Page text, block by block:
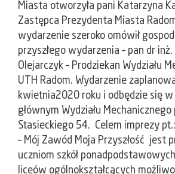
Miasta otworzyła pani Katarzyna
Zastępca Prezydenta Miasta
wydarzenie szeroko omówił
przyszłego wydarzenia – pan dr
Olejarczyk – Prodziekan Wydziału
UTH Radom. Wydarzenie
kwietnia2020 roku i odbędzie się w
głównym Wydziału Mechanicznego
Stasieckiego 54. Celem imprezy
– Mój Zawód Moja Przyszłość jest
uczniom szkół
liceów ogólnokształcących